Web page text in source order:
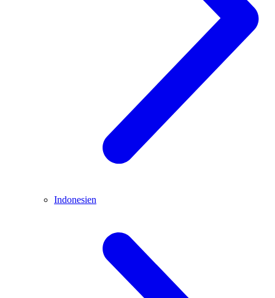
Indonesien